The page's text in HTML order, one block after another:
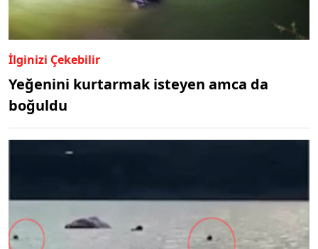
İlginizi Çekebilir
Yeğenini kurtarmak isteyen amca da
boğuldu